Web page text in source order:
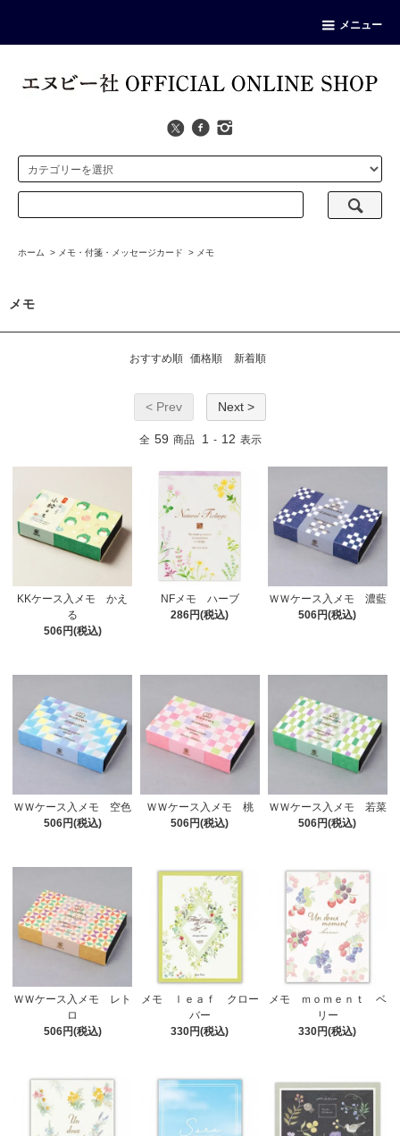
メニュー
ホーム > メモ・付箋・メッセージカード > メモ
メモ
おすすめ順 価格順 新着順
< Prev Next >
全 59 商品 1 - 12 表示
KKケース入メモ かえ
る
506円(税込)
NFメモ ハーブ
286円(税込)
ＷＷケース入メモ 濃藍
506円(税込)
ＷＷケース入メモ 空色
506円(税込)
ＷＷケース入メモ 桃
506円(税込)
ＷＷケース入メモ 若菜
506円(税込)
ＷＷケース入メモ レト
ロ
506円(税込)
メモ ｌｅａｆ クロー
バー
330円(税込)
メモ ｍｏｍｅｎｔ ベ
リー
330円(税込)